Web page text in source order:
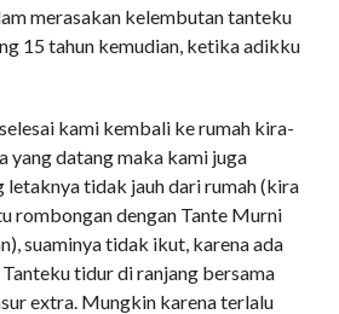
merasakan kelembutan tanteku
15 tahun kemudian, ketika adikku
kami kembali ke rumah kira-
yang datang maka kami juga
tidak jauh dari rumah (kira
rombongan dengan Tante Murni
suaminya tidak ikut, karena ada
tidur di ranjang bersama
extra. Mungkin karena terlalu